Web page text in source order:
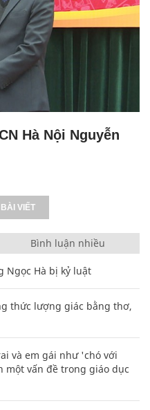
Hà Nội Nguyễn
VIẾT
Bình luận nhiều
Ngọc Hà bị kỷ luật
thức lượng giác bằng thơ,
và em gái như 'chó với
vấn đề trong giáo dục